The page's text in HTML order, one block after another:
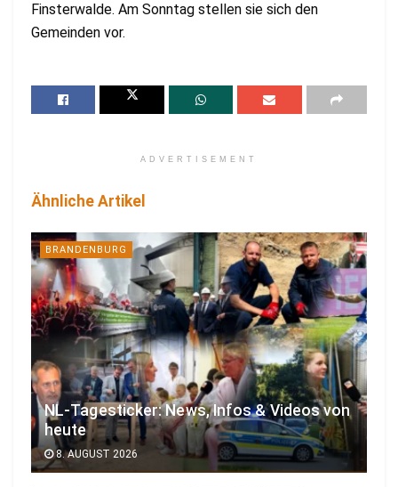
Finsterwalde. Am Sonntag stellen sie sich den
Gemeinden vor.
ADVERTISEMENT
Ähnliche Artikel
BRANDENBURG
NL-Tagesticker: News, Infos & Videos von
heute
8. AUGUST 2026